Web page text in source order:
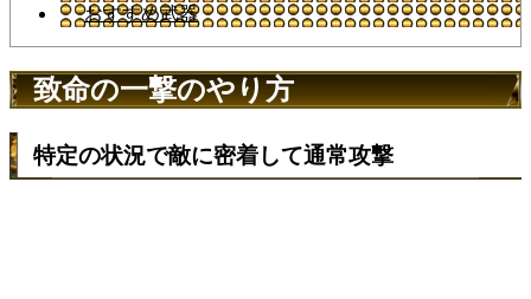
おすすめ武器
致命の一撃のやり方
特定の状況で敵に密着して通常攻撃